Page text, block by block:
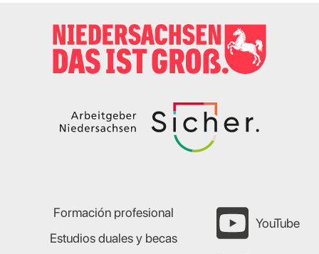
Formación profesional
Estudios duales y becas
YouTube